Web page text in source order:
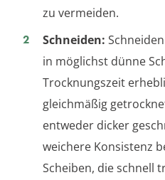
zu vermeiden.
Schneiden:
in möglichst dünne
Trocknungszeit
gleichmäßig
entweder dicker
weichere Konsistenz
Scheiben, die schnell